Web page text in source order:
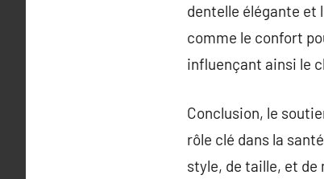
dentelle élégante et
comme le confort
influençant ainsi le
Conclusion, le
rôle clé dans la
style, de taille, et